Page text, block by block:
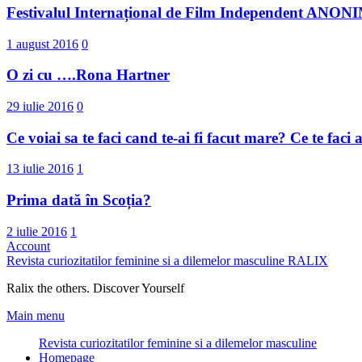
Festivalul Internațional de Film Independent
1 august 2016 0
O zi cu ….Rona Hartner
29 iulie 2016 0
Ce voiai sa te faci cand te-ai fi facut mare? Ce te faci
13 iulie 2016 1
Prima dată în Scoția?
2 iulie 2016 1
Account
Revista curiozitatilor feminine si a dilemelor masculine RALIX
Ralix the others. Discover Yourself
Main menu
Revista curiozitatilor feminine si a dilemelor masculine
Homepage